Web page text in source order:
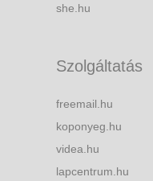
she.hu
Szolgáltatás
freemail.hu
koponyeg.hu
videa.hu
lapcentrum.hu